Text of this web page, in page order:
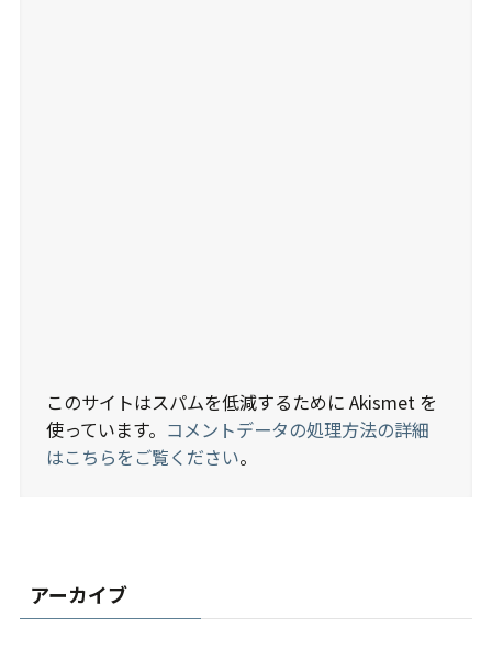
このサイトはスパムを低減するために Akismet を
使っています。 コメントデータの処理方法の詳細
はこちらをご覧ください。
アーカイブ